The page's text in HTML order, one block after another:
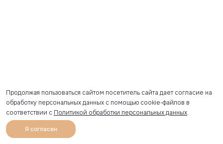
Каталог Избранное
Продолжая пользоваться сайтом посетитель сайта дает согласие на
обработку персональных данных с помощью cookie-файлов в
соответствии с Политикой обработки персональных данных.
Я согласен